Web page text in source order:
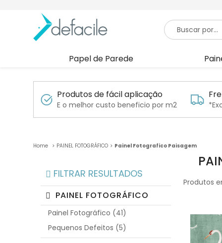
Papel de Parede
Produtos de fácil aplicação
E o melhor custo beneficio por m2
PAINEL FOTOGRÁFICO Painel Fotografico Paisagem
Produtos
FILTRAR RESULTADOS
PAINEL FOTOGRÁFICO
Painel Fotográfico (41)
Pequenos Defeitos (5)